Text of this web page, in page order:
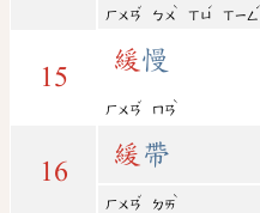
ㄏㄨㄢ
ˇ
ㄅㄨ
ˋ
ㄒㄩ
ˊ
ㄒㄧㄥ
ˊ
15
緩慢
ㄏㄨㄢ
ˇ
ㄇㄢ
ˋ
16
緩 帶
ㄏㄨㄢ
ˇ
ㄉㄞ
ˋ